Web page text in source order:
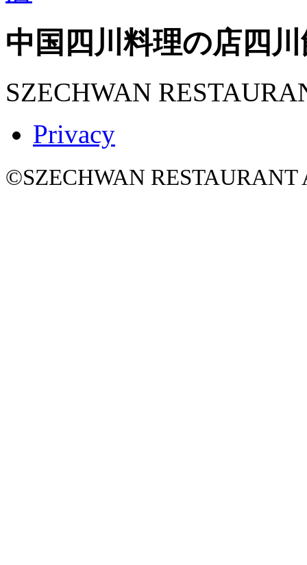
中国四川料理の店 四
SZECHWAN
Privacy
©SZECHWAN RESTAURANT